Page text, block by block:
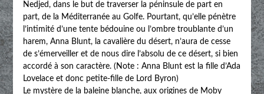
Nedjed, dans le but de traverser la péninsule de part en
part, de la Méditerranée au Golfe. Pourtant, qu’elle pénètre
l’intimité d’une tente bédouine ou l’ombre troublante d’un
harem, Anna Blunt, la cavalière du désert, n’aura de cesse
de s’émerveiller et de nous dire l’absolu de ce désert, si bien
accordé à son caractère. (Note : Anna Blunt est la fille d’Ada
Lovelace et donc petite-fille de Lord Byron)
Le mystère de la baleine blanche, aux origines de Moby